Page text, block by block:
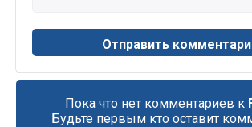
Пока что нет комментариев к
Будьте первым кто оставит